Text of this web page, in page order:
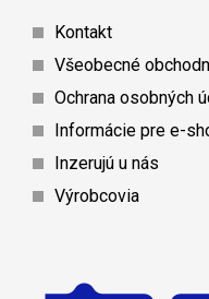
Kontakt
Všeobecné
Ochrana osobných
Informácie pre e-
Inzerujú u nás
Výrobcovia